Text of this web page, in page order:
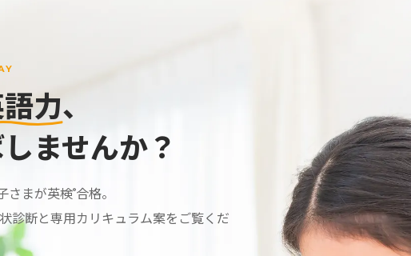
力、
ませんか？
さまが英検®合格。
診断と専用カリキュラム案をご覧くだ